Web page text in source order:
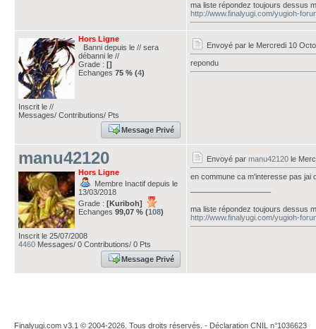
ma liste répondez toujours dessus
http://www.finalyugi.com/yugioh-
Hors Ligne
Banni depuis le // sera
débanni le //
Grade : []
Echanges 75 % (4)
Inscrit le //
Messages/ Contributions/ Pts
Message Privé
Envoyé par le Mercredi 10
repondu
manu42120
Hors Ligne
Membre Inactif depuis le
13/03/2018
Grade : [Kuriboh]
Echanges 99,07 % (108)
Inscrit le 25/07/2008
4460 Messages/ 0 Contributions/ 0 Pts
Message Privé
Envoyé par manu42120 le
en commune ca m'interesse pas jai
ma liste répondez toujours dessus
http://www.finalyugi.com/yugioh-
Finalyugi.com v3.1 © 2004-2026. Tous droits réservés. - Déclaration CNIL n°1036623